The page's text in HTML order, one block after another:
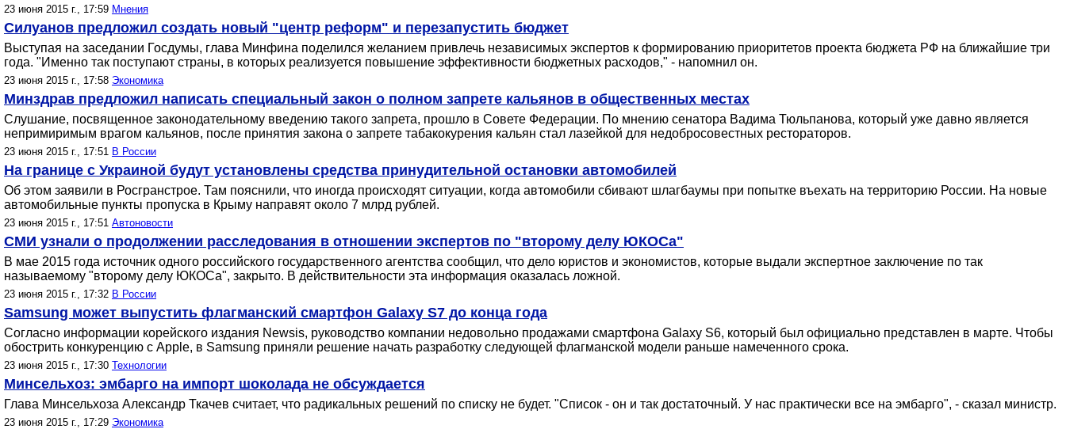
23 июня 2015 г., 17:59 Мнения
Силуанов предложил создать новый "центр реформ" и перезапустить бюджет
Выступая на заседании Госдумы, глава Минфина поделился желанием привлечь независимых экспертов к формированию приоритетов проекта бюджета РФ на ближайшие три
года. "Именно так поступают страны, в которых реализуется повышение эффективности бюджетных расходов," - напомнил он.
23 июня 2015 г., 17:58 Экономика
Минздрав предложил написать специальный закон о полном запрете кальянов в общественных местах
Слушание, посвященное законодательному введению такого запрета, прошло в Совете Федерации. По мнению сенатора Вадима Тюльпанова, который уже давно является
непримиримым врагом кальянов, после принятия закона о запрете табакокурения кальян стал лазейкой для недобросовестных рестораторов.
23 июня 2015 г., 17:51 В России
На границе с Украиной будут установлены средства принудительной остановки автомобилей
Об этом заявили в Росгранстрое. Там пояснили, что иногда происходят ситуации, когда автомобили сбивают шлагбаумы при попытке въехать на территорию России. На новые
автомобильные пункты пропуска в Крыму направят около 7 млрд рублей.
23 июня 2015 г., 17:51 Автоновости
СМИ узнали о продолжении расследования в отношении экспертов по "второму делу ЮКОСа"
В мае 2015 года источник одного российского государственного агентства сообщил, что дело юристов и экономистов, которые выдали экспертное заключение по так
называемому "второму делу ЮКОСа", закрыто. В действительности эта информация оказалась ложной.
23 июня 2015 г., 17:32 В России
Samsung может выпустить флагманский смартфон Galaxy S7 до конца года
Согласно информации корейского издания Newsis, руководство компании недовольно продажами смартфона Galaxy S6, который был официально представлен в марте. Чтобы
обострить конкуренцию с Apple, в Samsung приняли решение начать разработку следующей флагманской модели раньше намеченного срока.
23 июня 2015 г., 17:30 Технологии
Минсельхоз: эмбарго на импорт шоколада не обсуждается
Глава Минсельхоза Александр Ткачев считает, что радикальных решений по списку не будет. "Список - он и так достаточный. У нас практически все на эмбарго", - сказал министр.
23 июня 2015 г., 17:29 Экономика